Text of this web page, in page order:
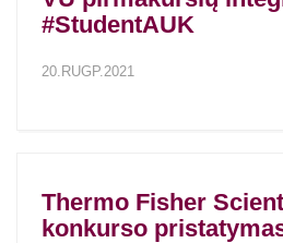
#StudentAUK
20.RUGP.2021
Thermo Fisher
konkurso